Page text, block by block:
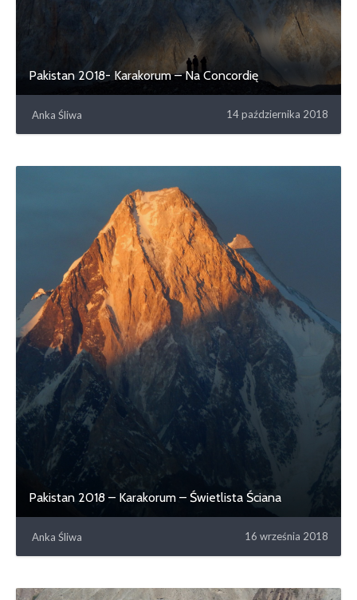
Pakistan 2018- Karakorum – Na Concordię
Anka Śliwa 14 października 2018
Pakistan 2018 – Karakorum – Świetlista Ściana
Anka Śliwa 16 września 2018